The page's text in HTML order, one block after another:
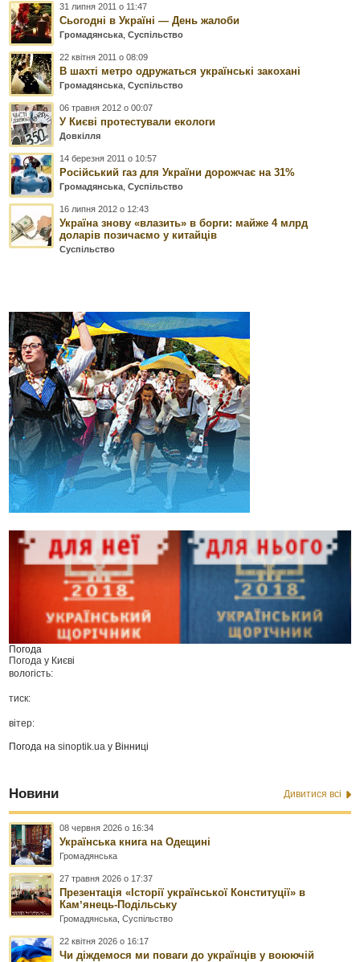
31 липня 2011 о 11:47
Сьогодні в Україні — День жалоби
Громадянська ,Суспільство
22 квітня 2011 о 08:09
В шахті метро одружаться українські закохані
Громадянська ,Суспільство
06 травня 2012 о 00:07
У Києві протестували екологи
Довкілля
14 березня 2011 о 10:57
Російський газ для України дорожчає на 31%
Громадянська ,Суспільство
16 липня 2012 о 12:43
Україна знову «влазить» в борги: майже 4 млрд
доларів позичаємо у китайців
Суспільство
Погода
Погода у Києві
вологість:
тиск:
вітер:
Погода наsinoptik.ua у Вінниці
Новини Дивитися всі
08 червня 2026 о 16:34
Українська книга на Одещині
Громадянська
27 травня 2026 о 17:37
Презентація «Історії української Конституції» в
Камʼянець-Подільську
Громадянська ,Суспільство
22 квітня 2026 о 16:17
Чи діждемося ми поваги до українців у воюючій